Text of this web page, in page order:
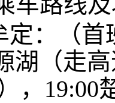
定：（
湖（走
，